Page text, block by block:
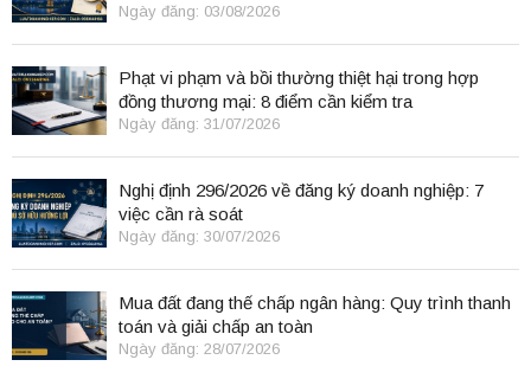
Ngày đăng: 03/08/2026
Phạt vi phạm và bồi thường thiệt hại trong hợp
đồng thương mại: 8 điểm cần kiểm tra
Ngày đăng: 31/07/2026
Nghị định 296/2026 về đăng ký doanh nghiệp: 7
việc cần rà soát
Ngày đăng: 30/07/2026
Mua đất đang thế chấp ngân hàng: Quy trình thanh
toán và giải chấp an toàn
Ngày đăng: 28/07/2026